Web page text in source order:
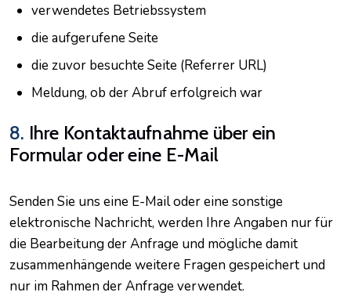
verwendetes Betriebssystem
die aufgerufene Seite
die zuvor besuchte Seite (Referrer URL)
Meldung, ob der Abruf erfolgreich war
8. Ihre Kontaktaufnahme über ein
Formular oder eine E-Mail
Senden Sie uns eine E-Mail oder eine sonstige
elektronische Nachricht, werden Ihre Angaben nur für
die Bearbeitung der Anfrage und mögliche damit
zusammenhängende weitere Fragen gespeichert und
nur im Rahmen der Anfrage verwendet.